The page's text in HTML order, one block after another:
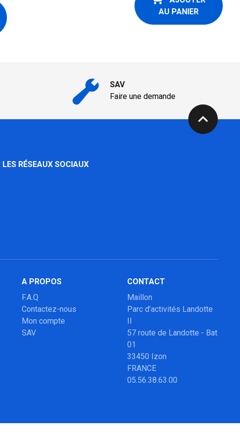
AU PANIER
SAV
Faire une demande
expand_less
RÉSEAUX SOCIAUX
A PROPOS
F.A.Q
Contactez-nous
Mon compte
SAV
CONTACT
Maillon
Parc d’activités Landotte
II
57 route de Landotte - Bat
01
33450 Izon
FRANCE
05.56.38.63.00